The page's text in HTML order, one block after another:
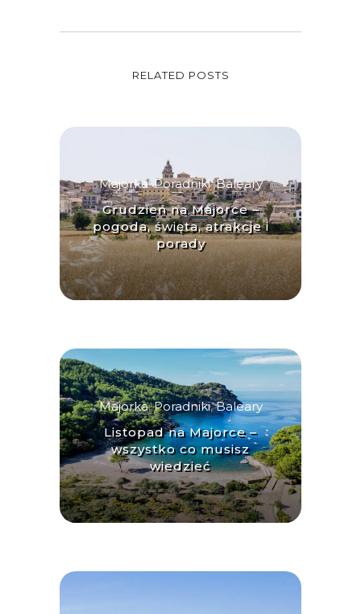
RELATED POSTS
Majorka,Poradniki,Baleary
Grudzień na Majorce –
pogoda, święta, atrakcje i
porady
Majorka,Poradniki,Baleary
Listopad na Majorce –
wszystko co musisz
wiedzieć